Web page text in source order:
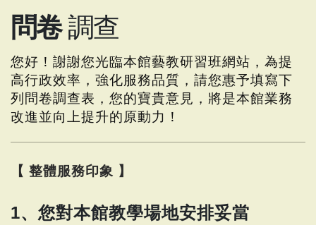
問卷調查
您好！謝謝您光臨本館藝教研習班網站，為提
高行政效率，強化服務品質，請您惠予填寫下
列問卷調查表，您的寶貴意見，將是本館業務
改進並向上提升的原動力！
【 整體服務印象 】
1、您對本館教學場地安排妥當